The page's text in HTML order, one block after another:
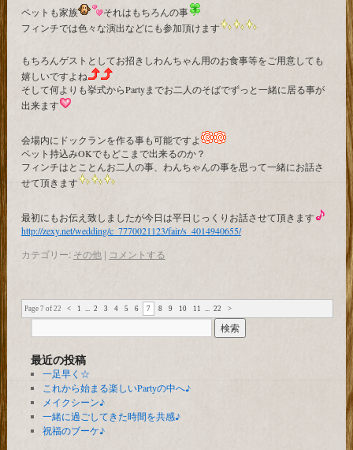
ペットも家族
それはもちろんの事
フィンチでは色々な演出などにも参加頂けます
もちろんゲストとしてお招きしわんちゃん用のお食事等をご用意しても
嬉しいですよね
そして何よりも挙式からPartyまでお二人のそばでずっと一緒に居る事が
出来ます
会場内にドックランを作る事も可能ですよ
ペット持込みOKでもどこまで出来るのか？
フィンチはとことんお二人の事、わんちゃんの事を思って一緒にお話さ
せて頂きます
最初にもお伝え致しましたが今日は平日じっくりお話させて頂きます
http://zexy.net/wedding/c_7770021123/fair/s_4014940655/
カテゴリー: その他 | コメントする
Page 7 of 22 < 1 ... 2 3 4 5 6 7 8 9 10 11 ... 22 >
最近の投稿
一足早く☆
これから始まる楽しいPartyの中へ♪
メイクシーン♪
一緒に過ごしてきた時間を共感♪
祝福のブーケ♪